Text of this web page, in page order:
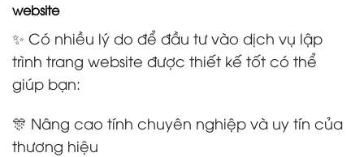
website
✨ Có nhiều lý do để đầu tư vào dịch vụ lập
trình trang website được thiết kế tốt có thể
giúp bạn:
🎊 Nâng cao tính chuyên nghiệp và uy tín của
thương hiệu